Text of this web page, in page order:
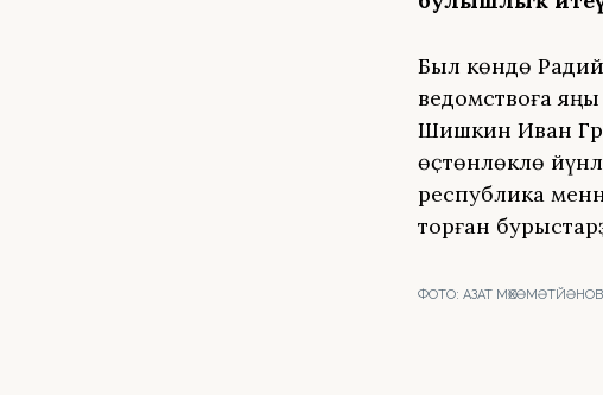
Был көндө
ведомствоға яңы
Шишкин Иван
өҫтөнлөклө
республика
торған
ФОТО: АЗАТ